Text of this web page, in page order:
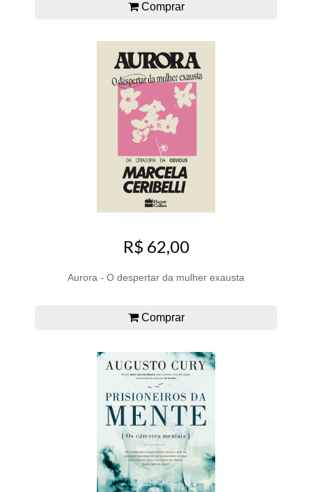
Comprar
R$ 62,00
Aurora - O despertar da mulher exausta
Comprar